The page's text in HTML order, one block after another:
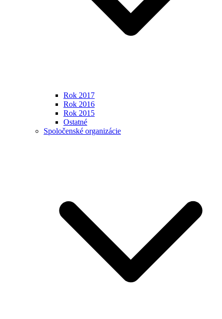
Rok 2017
Rok 2016
Rok 2015
Ostatné
Spoločenské organizácie